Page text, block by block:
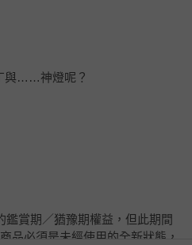
與……神燈呢？
鑑賞期／猶豫期權益，但此期間
品必須是未經使用的全新狀態，